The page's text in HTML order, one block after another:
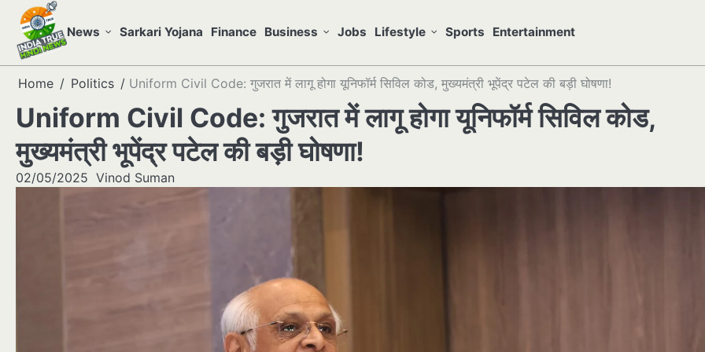
Skip
content
News Sarkari Yojana Finance Business Jobs Lifestyle Sports Entertainment
Home
Politics Uniform Civil Code: गुजरात में लागू होगा यूनिफॉर्म सिविल कोड, मुख्यमंत्री भूपेंद्र पटेल की बड़ी घोषणा!
Uniform Civil Code: गुजरात में लागू होगा यूनिफॉर्म सिविल कोड,
मुख्यमंत्री भूपेंद्र पटेल की बड़ी घोषणा!
02/05/2025 Vinod Suman